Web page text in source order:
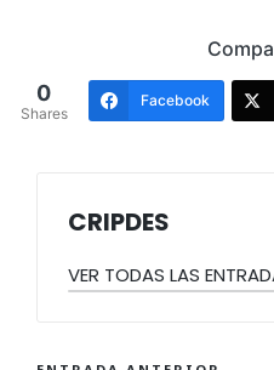
0
Shares
Facebook
CRIPDES
VER TODAS LAS